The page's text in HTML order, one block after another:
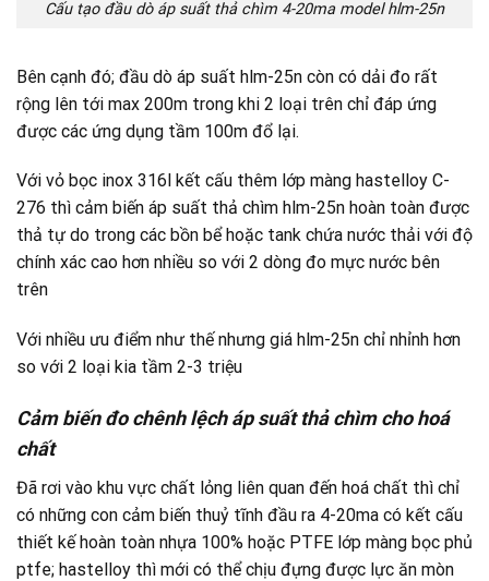
Cấu tạo đầu dò áp suất thả chìm 4-20ma model hlm-25n
Bên cạnh đó; đầu dò áp suất hlm-25n còn có dải đo rất
rộng lên tới max 200m trong khi 2 loại trên chỉ đáp ứng
được các ứng dụng tầm 100m đổ lại.
Với vỏ bọc inox 316l kết cấu thêm lớp màng hastelloy C-
276 thì cảm biến áp suất thả chìm hlm-25n hoàn toàn được
thả tự do trong các bồn bể hoặc tank chứa nước thải với độ
chính xác cao hơn nhiều so với 2 dòng đo mực nước bên
trên
Với nhiều ưu điểm như thế nhưng giá hlm-25n chỉ nhỉnh hơn
so với 2 loại kia tầm 2-3 triệu
Cảm biến đo chênh lệch áp suất thả chìm cho hoá
chất
Đã rơi vào khu vực chất lỏng liên quan đến hoá chất thì chỉ
có những con cảm biến thuỷ tĩnh đầu ra 4-20ma có kết cấu
thiết kế hoàn toàn nhựa 100% hoặc PTFE lớp màng bọc phủ
ptfe; hastelloy thì mới có thể chịu đựng được lực ăn mòn